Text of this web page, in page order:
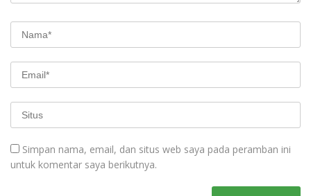
Simpan nama, email, dan situs web saya pada peramban ini
untuk komentar saya berikutnya.